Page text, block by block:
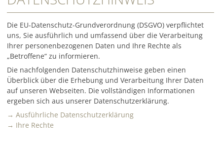
Die EU-Datenschutz-Grundverordnung (DSGVO) verpflichtet
uns, Sie ausführlich und umfassend über die Verarbeitung
Ihrer personenbezogenen Daten und Ihre Rechte als
„Betroffene“ zu informieren.
Die nachfolgenden Datenschutzhinweise geben einen
Überblick über die Erhebung und Verarbeitung Ihrer Daten
auf unseren Webseiten. Die vollständigen Informationen
ergeben sich aus unserer Datenschutzerklärung.
→ Ausführliche Datenschutzerklärung
→ Ihre Rechte